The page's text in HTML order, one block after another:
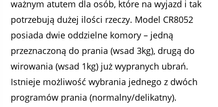
ważnym atutem dla osób, które na wyjazd i tak
potrzebują dużej ilości rzeczy. Model CR8052
posiada dwie oddzielne komory – jedną
przeznaczoną do prania (wsad 3kg), drugą do
wirowania (wsad 1kg) już wypranych ubrań.
Istnieje możliwość wybrania jednego z dwóch
programów prania (normalny/delikatny).